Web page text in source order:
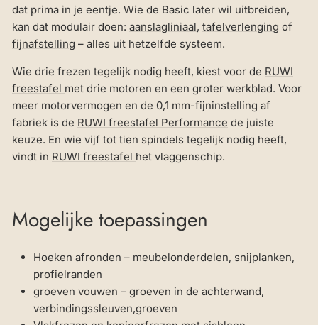
dat prima in je eentje. Wie de Basic later wil uitbreiden,
kan dat modulair doen: aanslagliniaal, tafelverlenging of
fijnafstelling – alles uit hetzelfde systeem.
Wie drie frezen tegelijk nodig heeft, kiest voor de RUWI
freestafel met drie motoren en een groter werkblad. Voor
meer motorvermogen en de 0,1 mm-fijninstelling af
fabriek is de RUWI freestafel Performance de juiste
keuze. En wie vijf tot tien spindels tegelijk nodig heeft,
vindt in RUWI freestafel het vlaggenschip.
Mogelijke toepassingen
Hoeken afronden – meubelonderdelen, snijplanken,
profielranden
groeven vouwen – groeven in de achterwand,
verbindingssleuven,groeven